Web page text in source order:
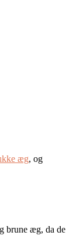
æg, og
brune æg, da de